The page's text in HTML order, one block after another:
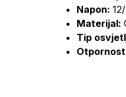
Napon:
Materijal:
Tip